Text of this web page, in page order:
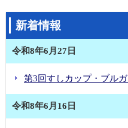
鷲見大使とStargate
鷲見大使によるルセ市訪問
鷲見大使によるパザルジッ
鷲見大使とプロヴディフ市
新着情報
令和8年6月27日
第3回すしカップ・ブル
令和8年6月16日